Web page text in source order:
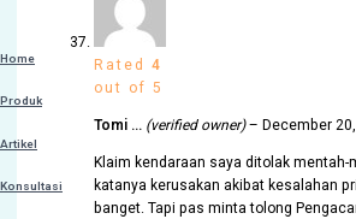
Rated4
out of 5
Tomi … (verified owner)– December
Klaim kendaraan saya ditolak mentah-
katanya kerusakan akibat kesalahan
banget. Tapi pas minta tolong
Home
Produk
Artikel
Konsultasi